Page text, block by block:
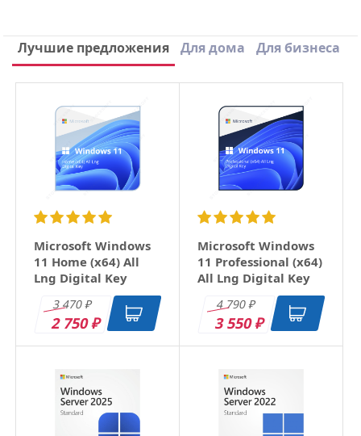
Вид лицензии
Подписка
Срок лицензии
Написать отзыв
×
Email
Заголовок
Оцените товар
Лучшие предложения Для дома Для бизнеса
Microsoft Windows
11 Home (x64) All
Lng Digital Key
3 470₽
2 750₽
Microsoft Windows
11 Professional (x64)
All Lng Digital Key
4 790₽
3 550₽